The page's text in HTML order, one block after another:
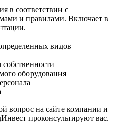
в соответствии с
и правилами. Включает в
видов
оборудования
вопрос на сайте компании и
проконсультируют вас.